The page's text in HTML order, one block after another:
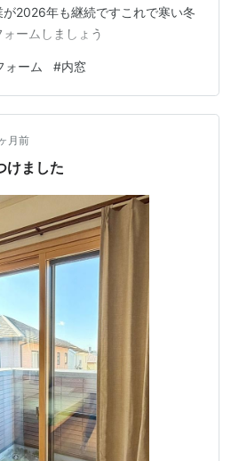
が2026年も継続ですこれで寒い冬
ームしましょう
ォーム #内窓
月前
けました